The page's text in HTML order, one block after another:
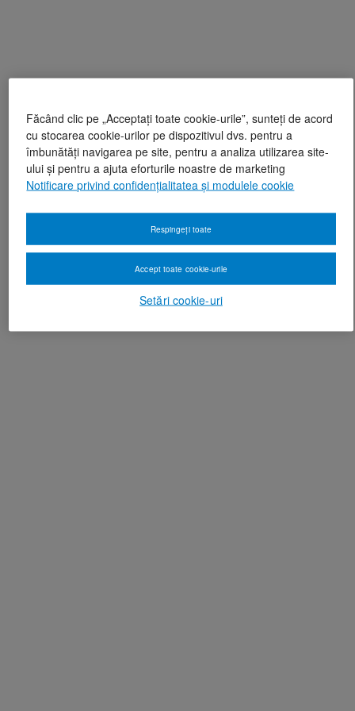
Făcând clic pe „Acceptați toate cookie-urile”, sunteți de acord
cu stocarea cookie-urilor pe dispozitivul dvs. pentru a
îmbunătăți navigarea pe site, pentru a analiza utilizarea site-
ului și pentru a ajuta eforturile noastre de marketing
Notificare privind confidențialitatea și modulele cookie
Setări cookie-uri
Respingeți toate
Accept toate cookie-urile